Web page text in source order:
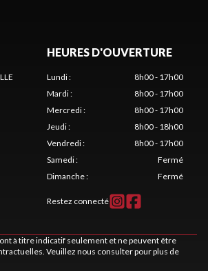
HEURES D'OUVERTURE
Lundi:
8h00 - 17h00
Mardi:
8h00 - 17h00
Mercredi:
8h00 - 17h00
Jeudi:
8h00 - 18h00
Vendredi:
8h00 - 17h00
Samedi:
Fermé
Dimanche: Fermé
Restez connecté
à titre indicatif seulement et ne peuvent être
Veuillez nous consulter pour plus de